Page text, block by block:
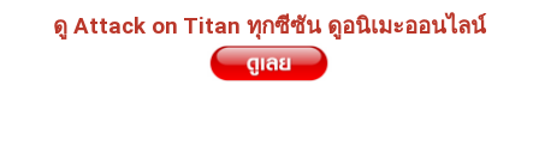
ดู Attack on Titan ทุกซีซัน ดูอนิเมะออนไลน์